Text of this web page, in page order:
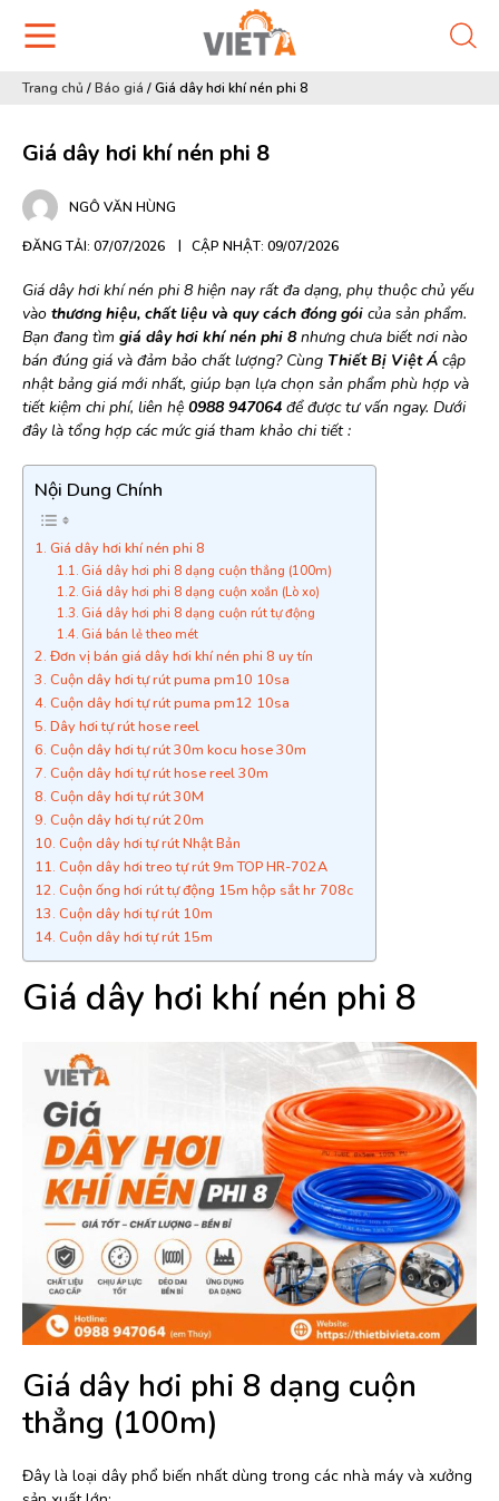
Trang chủ /Báo giá /Giá dây hơi khí nén phi 8
Giá dây hơi khí nén phi 8
NGÔ VĂN HÙNG
ĐĂNG TẢI: 07/07/2026 CẬP NHẬT: 09/07/2026
Giá dây hơi khí nén phi 8 hiện nay rất đa dạng, phụ thuộc chủ yếu
vào thương hiệu, chất liệu và quy cách đóng gói của sản phẩm.
Bạn đang tìm giá dây hơi khí nén phi 8nhưng chưa biết nơi nào
bán đúng giá và đảm bảo chất lượng? Cùng Thiết Bị Việt Á cập
nhật bảng giá mới nhất, giúp bạn lựa chọn sản phẩm phù hợp và
tiết kiệm chi phí, liên hệ 0988 947064 để được tư vấn ngay. Dưới
đây là tổng hợp các mức giá tham khảo chi tiết :
Nội Dung Chính
Giá dây hơi khí nén phi 8
Giá dây hơi phi 8 dạng cuộn thẳng (100m)
Giá dây hơi phi 8 dạng cuộn xoắn (Lò xo)
Giá dây hơi phi 8 dạng cuộn rút tự động
Giá bán lẻ theo mét
Đơn vị bán giá dây hơi khí nén phi 8 uy tín
Cuộn dây hơi tự rút puma pm10 10sa
Cuộn dây hơi tự rút puma pm12 10sa
Dây hơi tự rút hose reel
Cuộn dây hơi tự rút 30m kocu hose 30m
Cuộn dây hơi tự rút hose reel 30m
Cuộn dây hơi tự rút 30M
Cuộn dây hơi tự rút 20m
Cuộn dây hơi tự rút Nhật Bản
Cuộn dây hơi treo tự rút 9m TOP HR-702A
Cuộn ống hơi rút tự động 15m hộp sắt hr 708c
Cuộn dây hơi tự rút 10m
Cuộn dây hơi tự rút 15m
Giá dây hơi khí nén phi 8
Giá dây hơi phi 8 dạng cuộn
thẳng (100m)
Đây là loại dây phổ biến nhất dùng trong các nhà máy và xưởng